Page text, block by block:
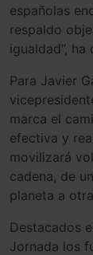
españolas
respaldo
igualdad”,
Para Javier
marca el
efectiva y
movilizará
cadena, de
planeta a
Destacados
Jornada los